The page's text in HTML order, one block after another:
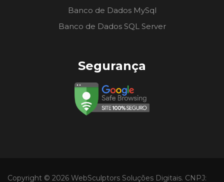
Banco de Dados MySql
Banco de Dados SQL Server
Segurança
Copyright © 2026 WebSculptors Soluções Digitais. CNPJ: